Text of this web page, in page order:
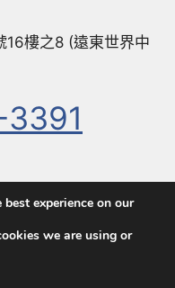
16樓之8 (遠東世界中
選擇
experience on our
we are using or